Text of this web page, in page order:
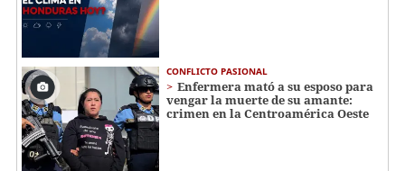
CONFLICTO PASIONAL
Enfermera mató a su esposo para
vengar la muerte de su amante:
crimen en la Centroamérica Oeste